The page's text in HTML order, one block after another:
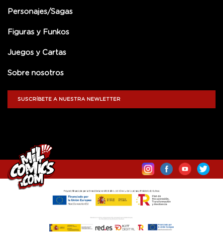
Personajes/Sagas
Figuras y Funkos
Juegos y Cartas
Sobre nosotros
SUSCRÍBETE A NUESTRA NEWLETTER